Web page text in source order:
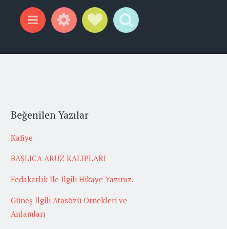
Beğenilen Yazılar
Kafiye
BAŞLICA ARUZ KALIPLARI
Fedakarlık İle İlgili Hikaye Yazınız.
Güneş İlgili Atasözü Örnekleri ve
Anlamları